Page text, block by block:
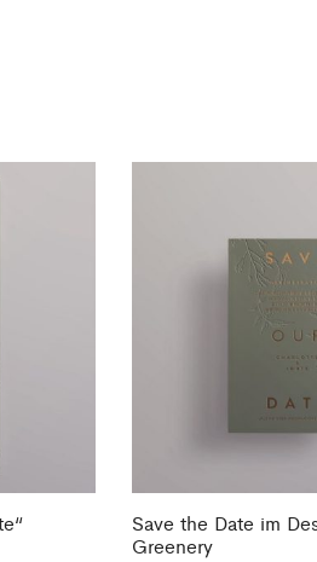
Save the Date im
Greenery